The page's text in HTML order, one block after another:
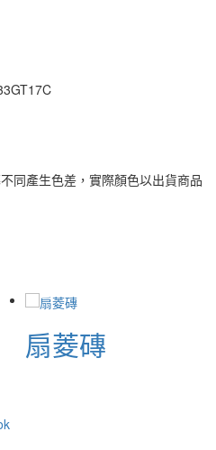
同產生色差，實際顏色以出貨商品
扇菱磚